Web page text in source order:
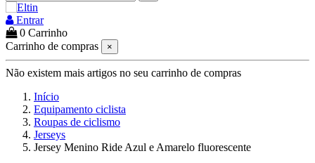
Entrar
0 Carrinho
Carrinho de compras
×
Não existem mais artigos no seu carrinho de compras
Início
Equipamento ciclista
Roupas de ciclismo
Jerseys
Jersey Menino Ride Azul e Amarelo fluorescente